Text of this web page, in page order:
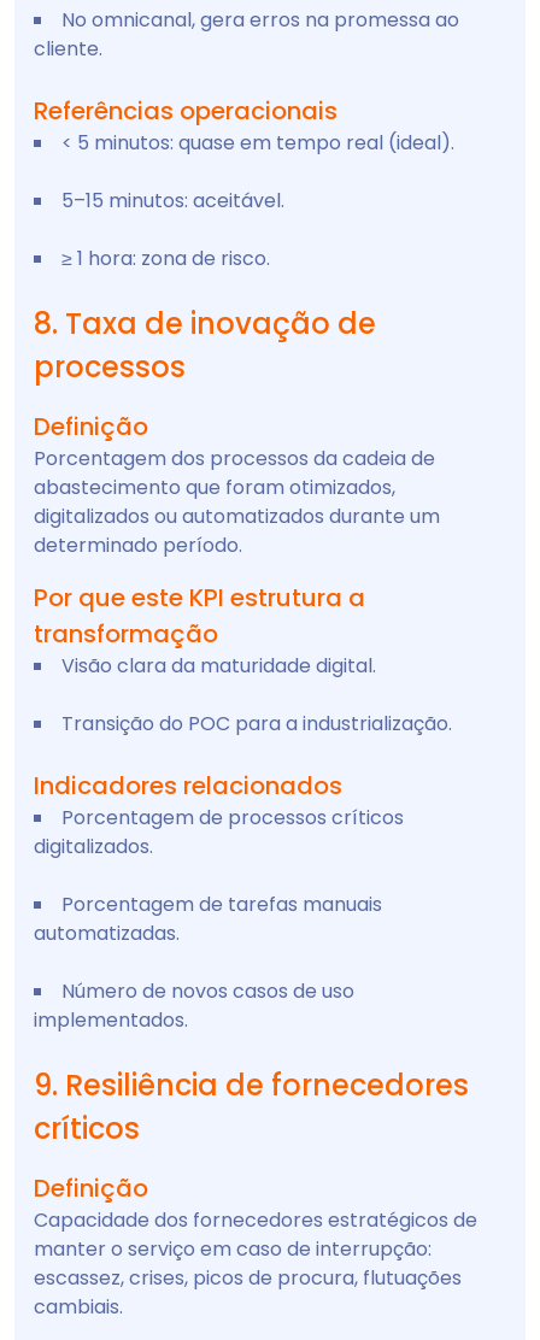
No omnicanal, gera erros na promessa ao
cliente.
Referências operacionais
< 5 minutos: quase em tempo real (ideal).
5–15 minutos: aceitável.
≥ 1 hora: zona de risco.
8. Taxa de inovação de
processos
Definição
Porcentagem dos processos da cadeia de
abastecimento que foram otimizados,
digitalizados ou automatizados durante um
determinado período.
Por que este KPI estrutura a
transformação
Visão clara da maturidade digital.
Transição do POC para a industrialização.
Indicadores relacionados
Porcentagem de processos críticos
digitalizados.
Porcentagem de tarefas manuais
automatizadas.
Número de novos casos de uso
implementados.
9. Resiliência de fornecedores
críticos
Definição
Capacidade dos fornecedores estratégicos de
manter o serviço em caso de interrupção:
escassez, crises, picos de procura, flutuações
cambiais.